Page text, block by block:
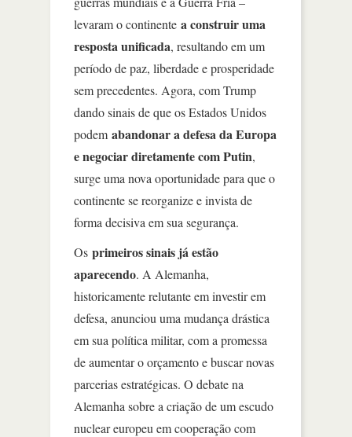
levaram o continente a construir uma
resposta unificada, resultando em um
período de paz, liberdade e prosperidade
sem precedentes. Agora, com Trump
dando sinais de que os Estados Unidos
podem abandonar a defesa da Europa
e negociar diretamente com Putin,
surge uma nova oportunidade para que o
continente se reorganize e invista de
forma decisiva em sua segurança.
Os primeiros sinais já estão
aparecendo. A Alemanha,
historicamente relutante em investir em
defesa, anunciou uma mudança drástica
em sua política militar, com a promessa
de aumentar o orçamento e buscar novas
parcerias estratégicas. O debate na
Alemanha sobre a criação de um escudo
nuclear europeu em cooperação com